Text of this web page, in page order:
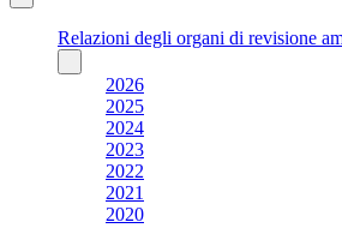
Relazioni degli organi di revisione
2026
2025
2024
2023
2022
2021
2020